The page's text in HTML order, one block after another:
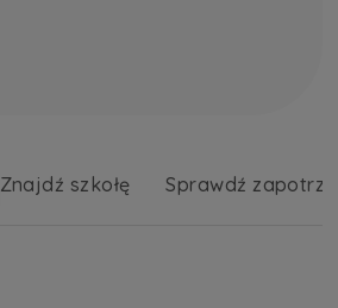
Znajdź szkołę Sprawdź